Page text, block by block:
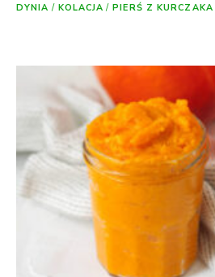
DYNIA / KOLACJA / PIERŚ Z KURCZAKA